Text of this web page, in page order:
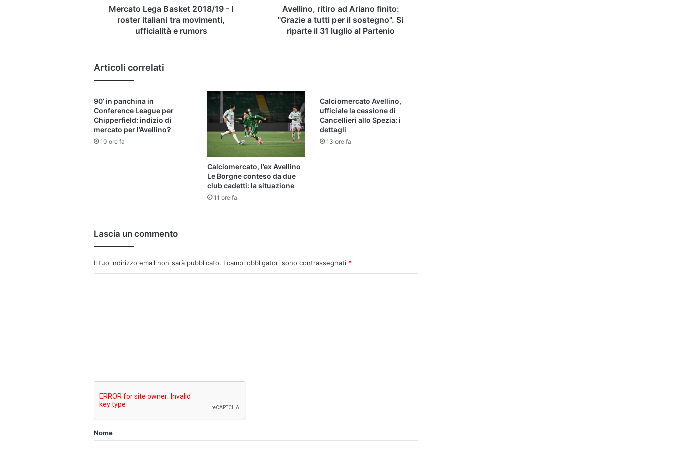
movimenti,
ufficialità
Mercato Lega Basket 2018/19 - I
roster italiani tra movimenti,
ufficialità e rumors
sostegno".
al
Partenio
Avellino, ritiro ad Ariano finito:
"Grazie a tutti per il sostegno". Si
riparte il 31 luglio al Partenio
Articoli correlati
90’ in panchina in
Conference League per
Chipperfield: indizio di
mercato per l’Avellino?
10 ore fa
Calciomercato, l’ex Avellino
Le Borgne conteso da due
club cadetti: la situazione
11 ore fa
Calciomercato Avellino,
ufficiale la cessione di
Cancellieri allo Spezia: i
dettagli
13 ore fa
Lascia un commento
Il tuo indirizzo email non sarà pubblicato. I campi obbligatori sono contrassegnati *
Nome